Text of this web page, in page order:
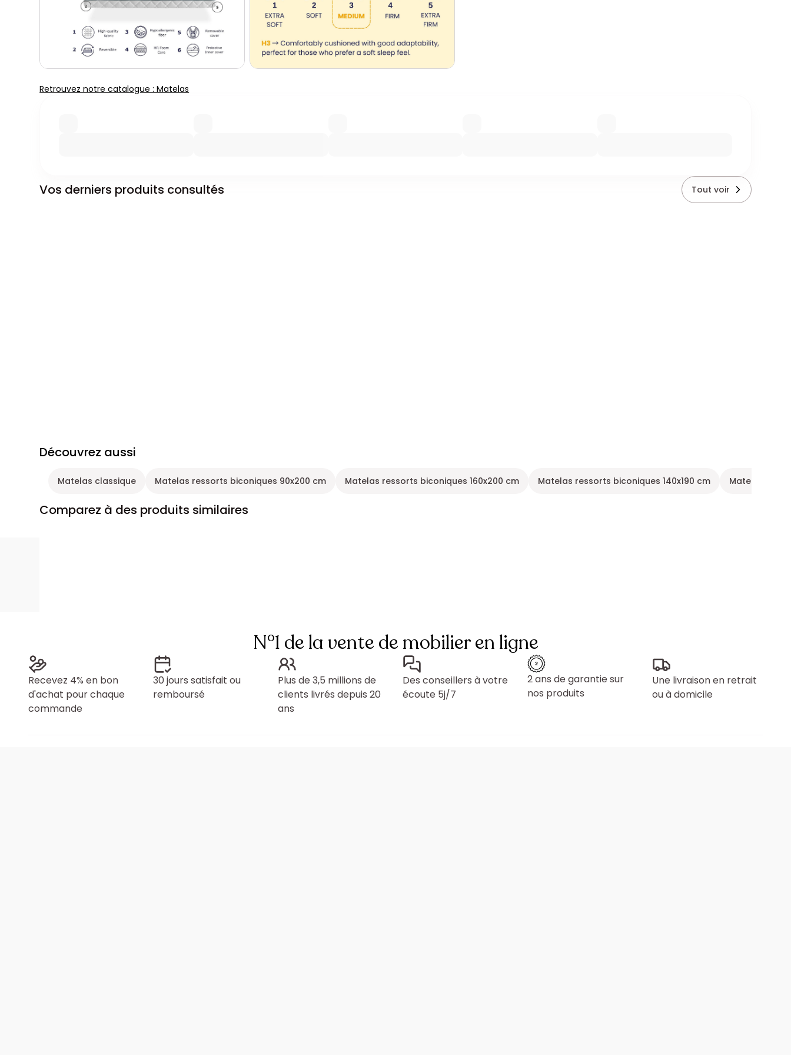
Retrouvez notre catalogue : Matelas
Vos derniers produits consultés Tout voir
Découvrez aussi
Matelas classique Matelas ressorts biconiques 90x200 cm Matelas ressorts biconiques 160x200 cm Matelas ressorts biconiques 140x190 cm Matelas
Comparez à des produits similaires
N°1 de la vente de mobilier en ligne
Recevez 4% en bon
d'achat pour chaque
commande
30 jours satisfait ou
remboursé
Plus de 3,5 millions de
clients livrés depuis 20
ans
Des conseillers à votre
écoute 5j/7
2 ans de garantie sur
nos produits
Une livraison en retrait
ou à domicile